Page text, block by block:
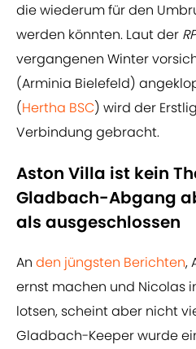
die wiederum für den
werden könnten. Laut der
vergangenen Winter
(Arminia Bielefeld)
(Hertha BSC) wird der
Verbindung gebracht.
Aston Villa ist kein
Gladbach-Abgang
als ausgeschlossen
An den jüngsten Berichten,
ernst machen und Nicolas
lotsen, scheint aber nicht
Gladbach-Keeper wurde